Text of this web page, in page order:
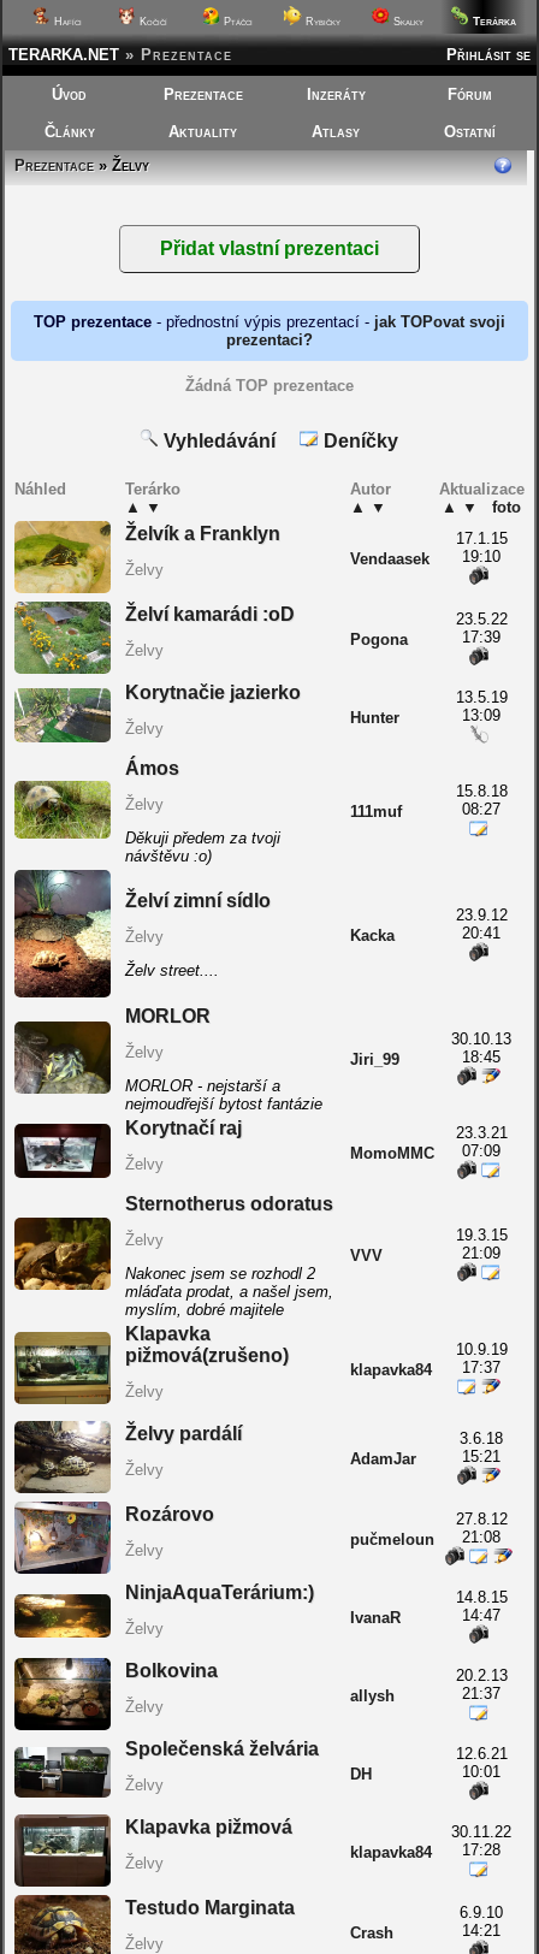
Hafíci Kočičí Ptáčci Rybičky Skalky Terárka
Přihlásit se
TERARKA.NET » Prezentace
Úvod Prezentace Inzeráty Fórum
Články Aktuality Atlasy
Ostatní
Prezentace» Želvy
TOP prezentace- přednostní výpis prezentací - jak TOPovat svoji
prezentaci?
Žádná TOP prezentace
Vyhledávání Deníčky
Náhled
Terárko
▲ ▼
Autor
▲ ▼
Aktualizace
▲ ▼ foto
Želvík a Franklyn
Želvy
Vendaasek
17.1.15
19:10
Želví kamarádi :oD
Želvy
Pogona
23.5.22
17:39
Korytnačie jazierko
Želvy
Hunter
13.5.19
13:09
Ámos
Želvy
Děkuji předem za tvoji
návštěvu :o)
111muf
15.8.18
08:27
Želví zimní sídlo
Želvy
Želv street....
Kacka
23.9.12
20:41
MORLOR
Želvy
MORLOR - nejstarší a
nejmoudřejší bytost fantázie
Jiri_99
30.10.13
18:45
Korytnačí raj
Želvy
MomoMMC
23.3.21
07:09
Sternotherus odoratus
Želvy
Nakonec jsem se rozhodl 2
mláďata prodat, a našel jsem,
myslím, dobré majitele
VVV
19.3.15
21:09
Klapavka
pižmová(zrušeno)
Želvy
klapavka84
10.9.19
17:37
Želvy pardálí
Želvy
AdamJar
3.6.18
15:21
Rozárovo
Želvy
pučmeloun
27.8.12
21:08
NinjaAquaTerárium:)
Želvy
IvanaR
14.8.15
14:47
Bolkovina
Želvy
allysh
20.2.13
21:37
Společenská želvária
Želvy
DH
12.6.21
10:01
Klapavka pižmová
Želvy
klapavka84
30.11.22
17:28
Testudo Marginata
Želvy
Crash
6.9.10
14:21